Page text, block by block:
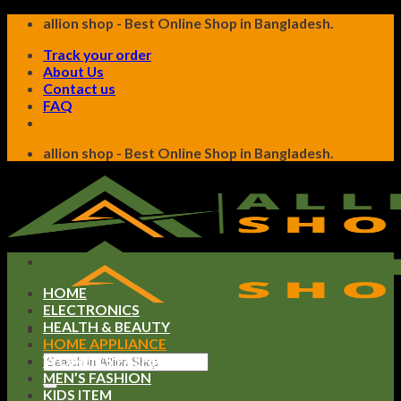
Skip
content
allion shop - Best Online Shop in Bangladesh.
Track your order
About Us
Contact us
FAQ
allion shop - Best Online Shop in Bangladesh.
Search
for:
HOME
ELECTRONICS
HEALTH & BEAUTY
HOME APPLIANCE
WOMEN’S FASHION
MEN’S FASHION
KIDS ITEM